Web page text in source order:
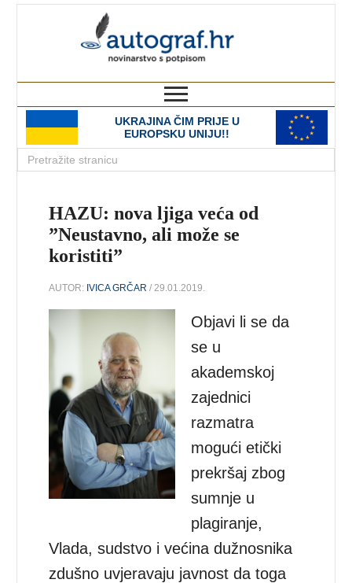
UKRAJINA ČIM PRIJE U
EUROPSKU UNIJU!!
HAZU: nova ljiga veća od
”Neustavno, ali može se
koristiti”
AUTOR: IVICA GRČAR / 29.01.2019.
Objavi li se da
se u
akademskoj
zajednici
razmatra
mogući etički
prekršaj zbog
sumnje u
plagiranje,
Vlada, sudstvo i većina dužnosnika
zdušno uvjeravaju javnost da toga